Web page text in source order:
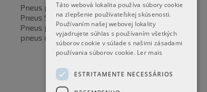
Pneus para automóveis
Pneus SUV / 4x4
Pneus para veículos de transporte
pneus de motocicleta
Táto webová lokalita používa súbory cookie
na zlepšenie používateľskej skúsenosti.
Používaním našej webovej lokality
vyjadrujete súhlas s používaním všetkých
súborov cookie v súlade s našimi zásadami
používania súborov cookie. Ler mais
ESTRITAMENTE NECESSÁRIOS